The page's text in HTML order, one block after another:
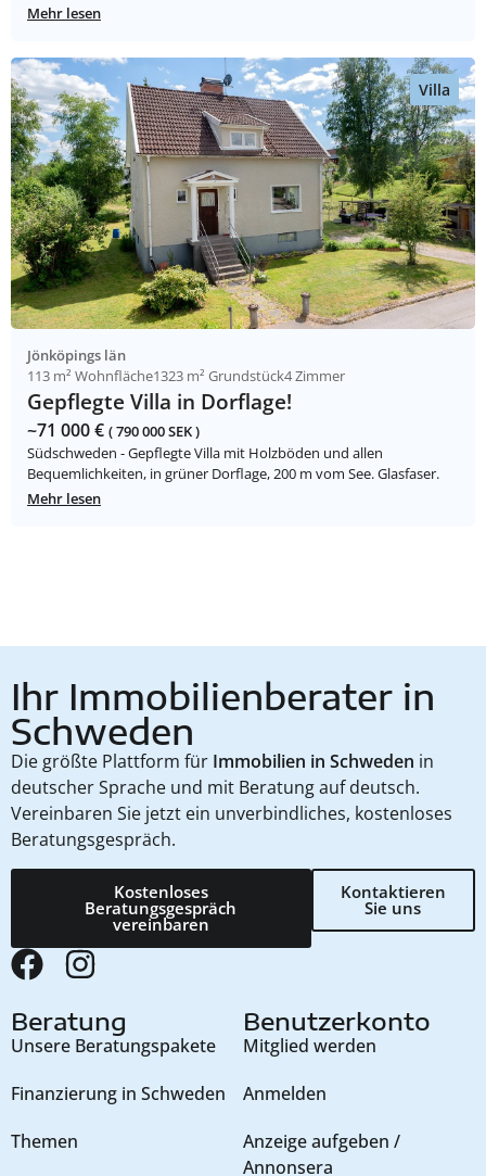
Mehr lesen
Villa
Jönköpings län
113 m² Wohnfläche1323 m² Grundstück4 Zimmer
Gepflegte Villa in Dorflage!
~71 000 € ( 790 000 SEK )
Südschweden - Gepflegte Villa mit Holzböden und allen
Bequemlichkeiten, in grüner Dorflage, 200 m vom See. Glasfaser.
Mehr lesen
Ihr Immobilienberater in
Schweden
Die größte Plattform für Immobilien in Schweden in
deutscher Sprache und mit Beratung auf deutsch.
Vereinbaren Sie jetzt ein unverbindliches, kostenloses
Beratungsgespräch.
Kostenloses
Beratungsgespräch
vereinbaren
Kontaktieren
Sie uns
Beratung
Unsere Beratungspakete
Finanzierung in Schweden
Themen
Benutzerkonto
Mitglied werden
Anmelden
Anzeige aufgeben /
Annonsera